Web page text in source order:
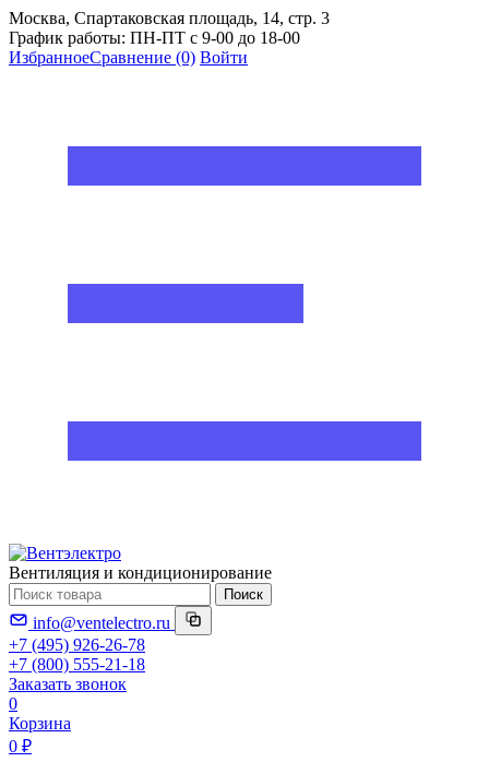
Москва, Спартаковская площадь, 14, стр. 3
График работы: ПН-ПТ с 9-00 до 18-00
ИзбранноеСравнение (0) Войти
Вентиляция и кондиционирование
Поиск
info@ventelectro.ru
+7 (495) 926-26-78
+7 (800) 555-21-18
Заказать звонок
0
Корзина
0 ₽